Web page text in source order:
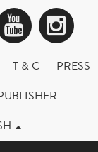
T & C
PRESS